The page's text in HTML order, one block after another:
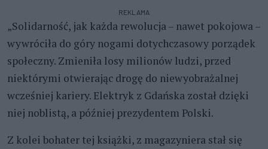
REKLAMA
„Solidarność, jak każda rewolucja – nawet pokojowa –
wywróciła do góry nogami dotychczasowy porządek
społeczny. Zmieniła losy milionów ludzi, przed
niektórymi otwierając drogę do niewyobrażalnej
wcześniej kariery. Elektryk z Gdańska został dzięki
niej noblistą, a później prezydentem Polski.
Z kolei bohater tej książki, z magazyniera stał się